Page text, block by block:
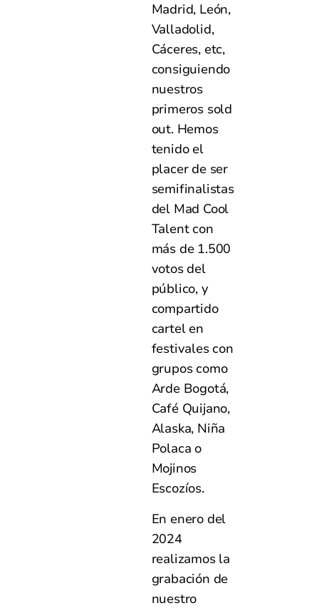
Madrid, León,
Valladolid,
Cáceres, etc,
consiguiendo
nuestros
primeros sold
out. Hemos
tenido el
placer de ser
semifinalistas
del Mad Cool
Talent con
más de 1.500
votos del
público, y
compartido
cartel en
festivales con
grupos como
Arde Bogotá,
Café Quijano,
Alaska, Niña
Polaca o
Mojinos
Escozíos.
En enero del
2024
realizamos la
grabación de
nuestro